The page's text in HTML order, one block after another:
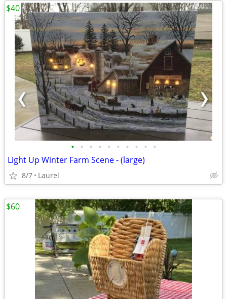
• • • • • • • • • •
Light Up Winter Farm Scene - (large)
8/7 Laurel
$40
$60